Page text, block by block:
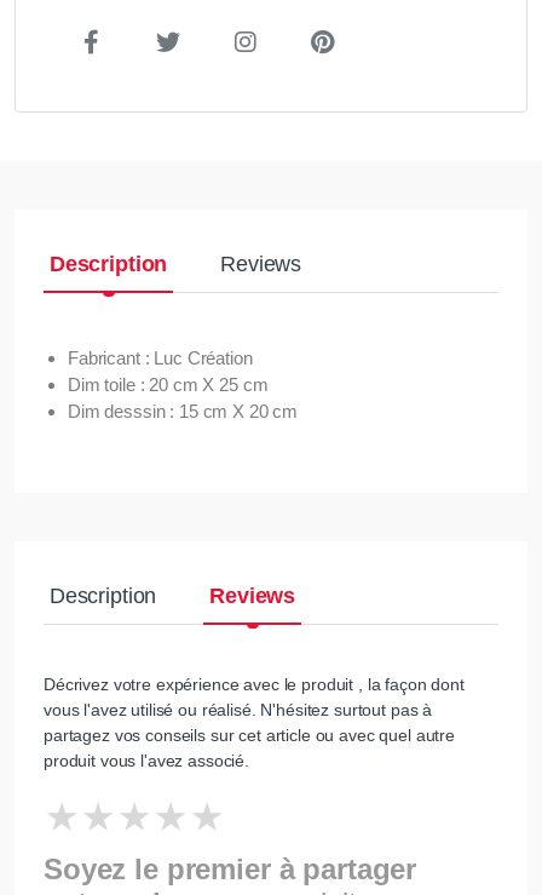
Description Reviews
Fabricant : Luc Création
Dim toile : 20 cm X 25 cm
Dim desssin : 15 cm X 20 cm
Description Reviews
Décrivez votre expérience avec le produit , la façon dont
vous l'avez utilisé ou réalisé. N'hésitez surtout pas à
partagez vos conseils sur cet article ou avec quel autre
produit vous l'avez associé.
Soyez le premier à partager